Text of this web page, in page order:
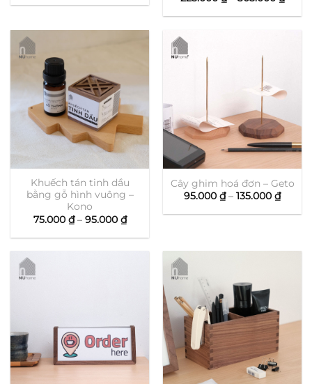
từ
420.000 ₫
giá:
từ
Khuếch tán tinh dầu
bằng gỗ hình vuông –
Kono
75.000 ₫ – 95.000 ₫Khoảng
giá:
từ
Cây ghim hoá đơn – Geto
95.000 ₫ – 135.000 ₫
giá:
từ